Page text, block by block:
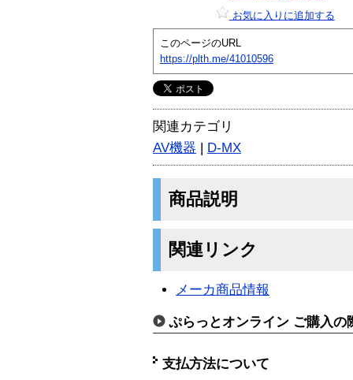
お気に入りに追加する
このページのURL
https://plth.me/41010596
関連カテゴリ
AV機器 | D-MX
商品説明
関連リンク
メーカ商品情報
ぷらっとオンライン ご購入の
支払方法について